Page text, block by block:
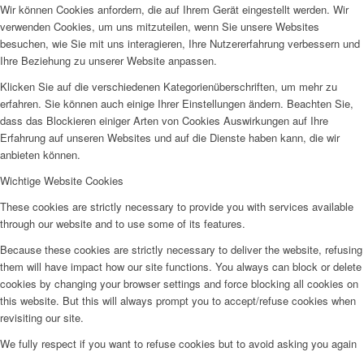
Wir können Cookies anfordern, die auf Ihrem Gerät eingestellt werden. Wir
verwenden Cookies, um uns mitzuteilen, wenn Sie unsere Websites
besuchen, wie Sie mit uns interagieren, Ihre Nutzererfahrung verbessern und
Ihre Beziehung zu unserer Website anpassen.
Klicken Sie auf die verschiedenen Kategorienüberschriften, um mehr zu
erfahren. Sie können auch einige Ihrer Einstellungen ändern. Beachten Sie,
dass das Blockieren einiger Arten von Cookies Auswirkungen auf Ihre
Erfahrung auf unseren Websites und auf die Dienste haben kann, die wir
anbieten können.
Wichtige Website Cookies
These cookies are strictly necessary to provide you with services available
through our website and to use some of its features.
Because these cookies are strictly necessary to deliver the website, refusing
them will have impact how our site functions. You always can block or delete
cookies by changing your browser settings and force blocking all cookies on
this website. But this will always prompt you to accept/refuse cookies when
revisiting our site.
We fully respect if you want to refuse cookies but to avoid asking you again